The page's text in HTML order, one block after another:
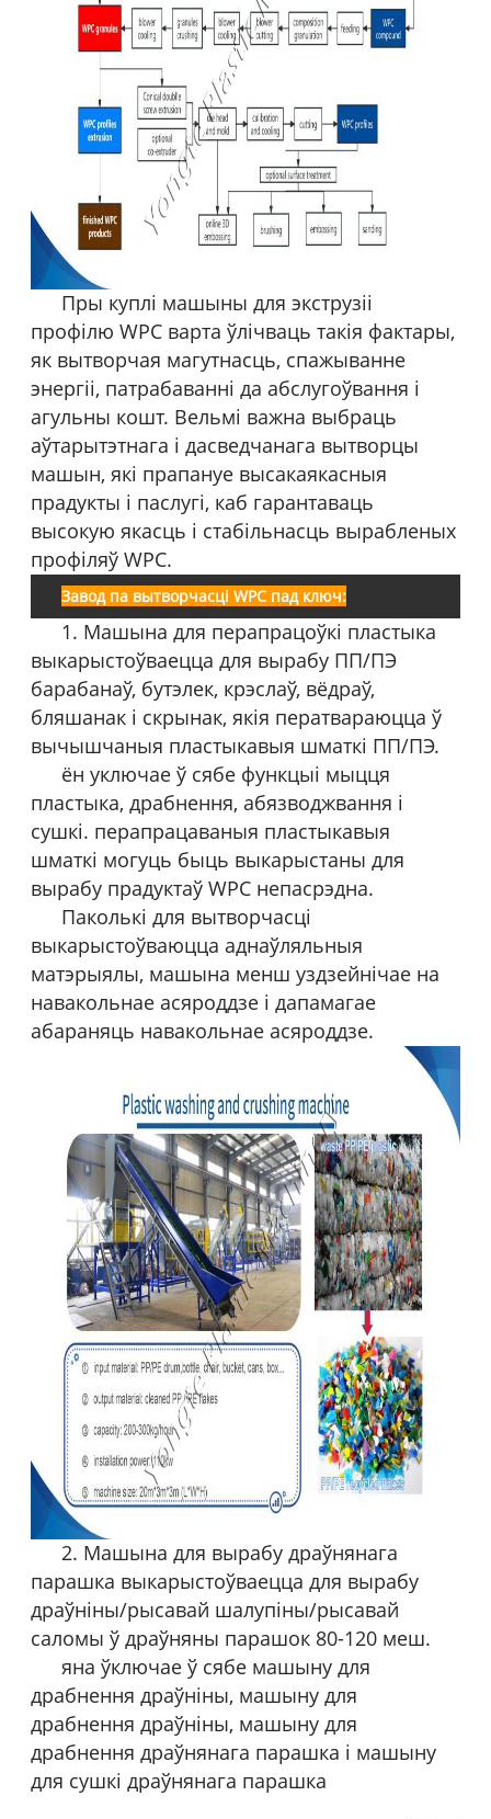
Пры куплі машыны для экструзіі
профілю WPC варта ўлічваць такія фактары,
як вытворчая магутнасць, спажыванне
энергіі, патрабаванні да абслугоўвання і
агульны кошт. Вельмі важна выбраць
аўтарытэтнага і дасведчанага вытворцы
машын, які прапануе высакаякасныя
прадукты і паслугі, каб гарантаваць
высокую якасць і стабільнасць вырабленых
профіляў WPC.
Завод па вытворчасці WPC пад ключ:
1. Машына для перапрацоўкі пластыка
выкарыстоўваецца для вырабу ПП/ПЭ
барабанаў, бутэлек, крэслаў, вёдраў,
бляшанак і скрынак, якія ператвараюцца ў
вычышчаныя пластыкавыя шматкі ПП/ПЭ.
ён уключае ў сябе функцыі мыцця
пластыка, драбнення, абязводжвання і
сушкі. перапрацаваныя пластыкавыя
шматкі могуць быць выкарыстаны для
вырабу прадуктаў WPC непасрэдна.
Паколькі для вытворчасці
выкарыстоўваюцца аднаўляльныя
матэрыялы, машына менш уздзейнічае на
навакольнае асяроддзе і дапамагае
абараняць навакольнае асяроддзе.
2. Машына для вырабу драўнянага
парашка выкарыстоўваецца для вырабу
драўніны/рысавай шалупіны/рысавай
саломы ў драўняны парашок 80-120 меш.
яна ўключае ў сябе машыну для
драбнення драўніны, машыну для
драбнення драўніны, машыну для
драбнення драўнянага парашка і машыну
для сушкі драўнянага парашка